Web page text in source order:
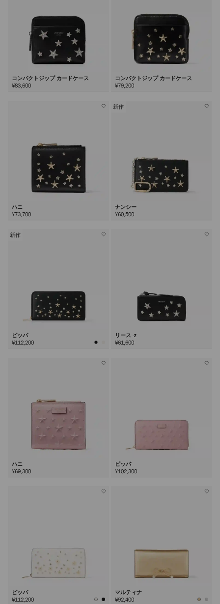
コンパクトジップ カードケース
¥83,600
コンパクトジップ カードケース
¥79,200
ハニ
¥73,700
新作
ナンシー
¥60,500
新作
ピッパ
¥112,200
リース -z
¥61,600
ハニ
¥69,300
ピッパ
¥102,300
ピッパ
¥112,200
マルティナ
¥92,400